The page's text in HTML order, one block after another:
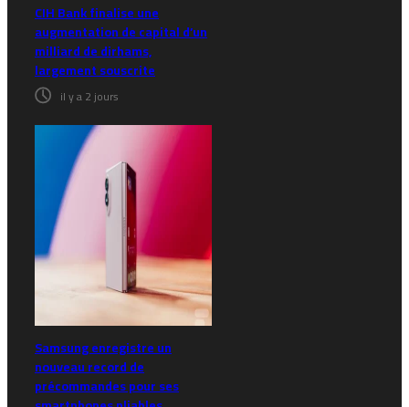
CIH Bank finalise une
augmentation de capital d’un
milliard de dirhams,
largement souscrite
il y a 2 jours
Samsung enregistre un
nouveau record de
précommandes pour ses